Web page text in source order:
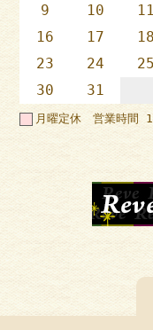
9
10 11
16
17 18
23
24 25
30
31
月曜定休 営業時間